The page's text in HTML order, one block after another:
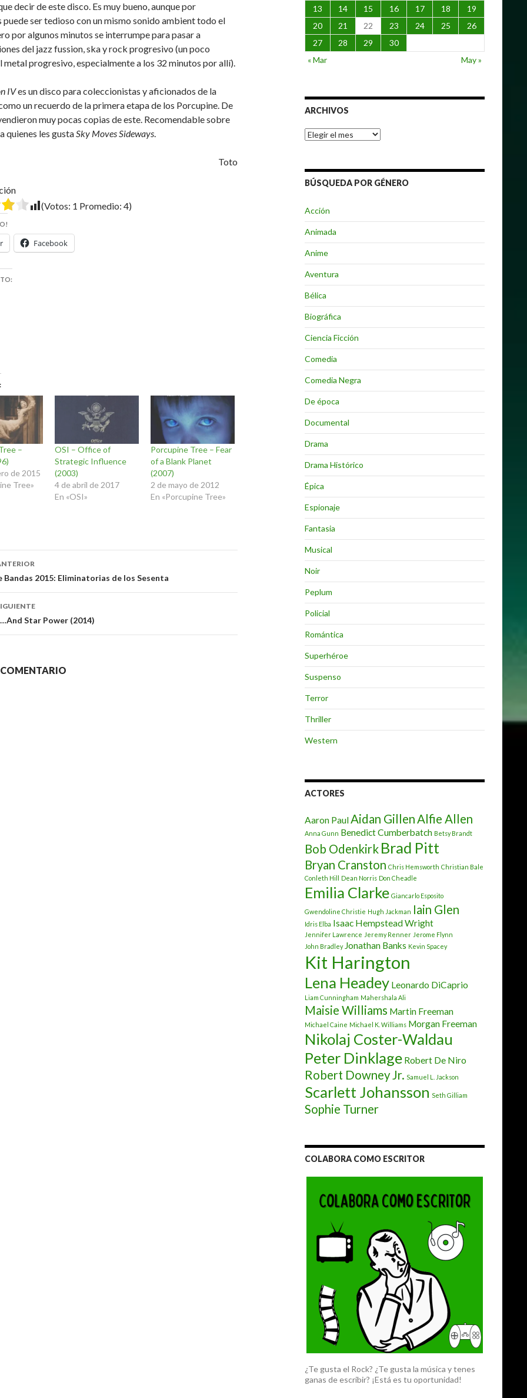
decir de este disco. Es muy bueno, aunque por
puede ser tedioso con un mismo sonido ambient todo el
por algunos minutos se interrumpe para pasar a
del jazz fussion, ska y rock progresivo (un poco
metal progresivo, especialmente a los 32 minutos por allí).
IVes un disco para coleccionistas y aficionados de la
un recuerdo de la primera etapa de los Porcupine. De
muy pocas copias de este. Recomendable sobre
quienes les gustaSky Moves Sideways.
Toto
(Votos: 1 Promedio: 4)
Facebook
–
de 2015
Tree»
OSI – Office of
Strategic Influence
(2003)
4 de abril de 2017
En «OSI»
Porcupine Tree – Fear
of a Blank Planet
(2007)
2 de mayo de 2012
En «Porcupine Tree»
Bandas 2015: Eliminatorias de los Sesenta
Star Power (2014)
13
14 15 16 17 18
19
20
21 22 23 24 25
26
27
28 29
30
« Mar
May »
ARCHIVOS
Archivos
BÚSQUEDA POR GÉNERO
Acción
Animada
Anime
Aventura
Bélica
Biográfica
Ciencia Ficción
Comedia
Comedia Negra
De época
Documental
Drama
Drama Histórico
Épica
Espionaje
Fantasia
Musical
Noir
Peplum
Policial
Romántica
Superhéroe
Suspenso
Terror
Thriller
Western
ACTORES
Aaron PaulAidan GillenAlfie Allen
Anna Gunn Benedict Cumberbatch Betsy Brandt
Bob Odenkirk Brad Pitt
Bryan Cranston Chris Hemsworth Christian Bale
Conleth Hill
Dean Norris Don Cheadle
Emilia Clarke Giancarlo Esposito
Gwendoline Christie Hugh Jackman Iain Glen
Idris Elba Isaac Hempstead Wright
Jennifer Lawrence Jeremy Renner Jerome Flynn
John Bradley Jonathan Banks Kevin Spacey
Kit Harington
Lena Headey Leonardo DiCaprio
Liam Cunningham Mahershala Ali
Maisie Williams Martin Freeman
Michael Caine Michael K. Williams Morgan Freeman
Nikolaj Coster-Waldau
Peter Dinklage Robert De Niro
Robert Downey Jr. Samuel L. Jackson
Scarlett Johansson Seth Gilliam
Sophie Turner
COLABORA COMO ESCRITOR
¿Te gusta el Rock? ¿Te gusta la música y tenes
ganas de escribir? ¡Está es tu oportunidad!